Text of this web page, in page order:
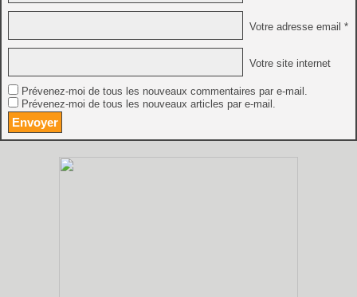
Votre adresse email *
Votre site internet
Prévenez-moi de tous les nouveaux commentaires par e-mail.
Prévenez-moi de tous les nouveaux articles par e-mail.